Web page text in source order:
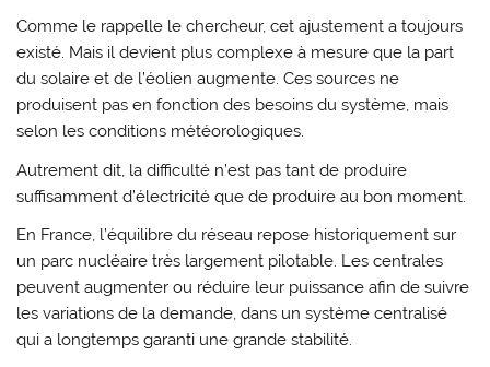
Comme le rappelle le chercheur, cet ajustement a toujours
existé. Mais il devient plus complexe à mesure que la part
du solaire et de l’éolien augmente. Ces sources ne
produisent pas en fonction des besoins du système, mais
selon les conditions météorologiques.
Autrement dit, la difficulté n’est pas tant de produire
suffisamment d’électricité que de produire au bon moment.
En France, l’équilibre du réseau repose historiquement sur
un parc nucléaire très largement pilotable. Les centrales
peuvent augmenter ou réduire leur puissance afin de suivre
les variations de la demande, dans un système centralisé
qui a longtemps garanti une grande stabilité.